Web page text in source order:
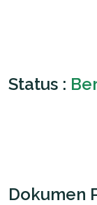
Status :
Dokumen